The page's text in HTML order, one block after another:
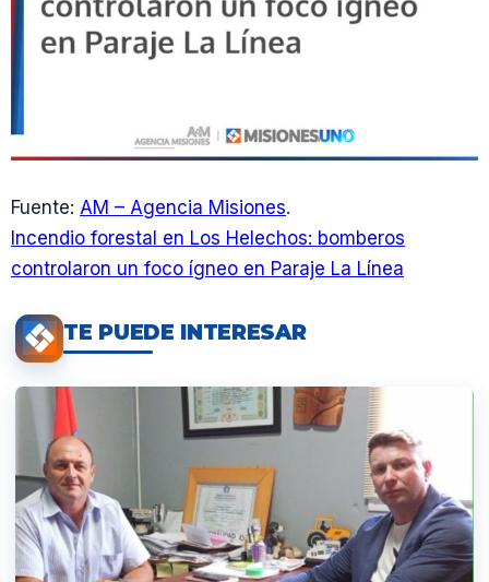
Fuente: AM – Agencia Misiones.
Incendio forestal en Los Helechos: bomberos
controlaron un foco ígneo en Paraje La Línea
TE PUEDE INTERESAR